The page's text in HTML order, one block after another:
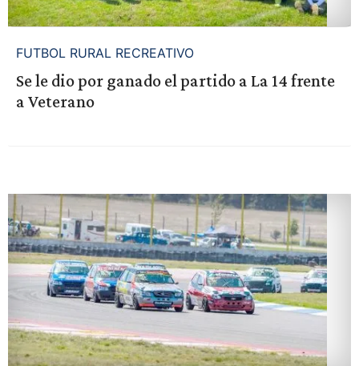
FUTBOL RURAL RECREATIVO
Se le dio por ganado el partido a La 14 frente
a Veterano